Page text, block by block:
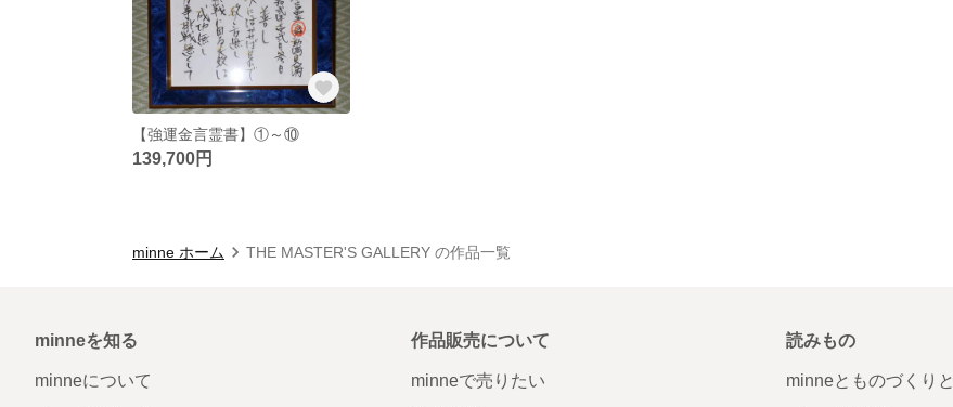
【強運金言霊書】①～⑩
139,700円
minne ホーム THE MASTER'S GALLERY の作品一覧
minneを知る
minneについて
作品販売について
minneで売りたい
読みもの
minneとものづくりと